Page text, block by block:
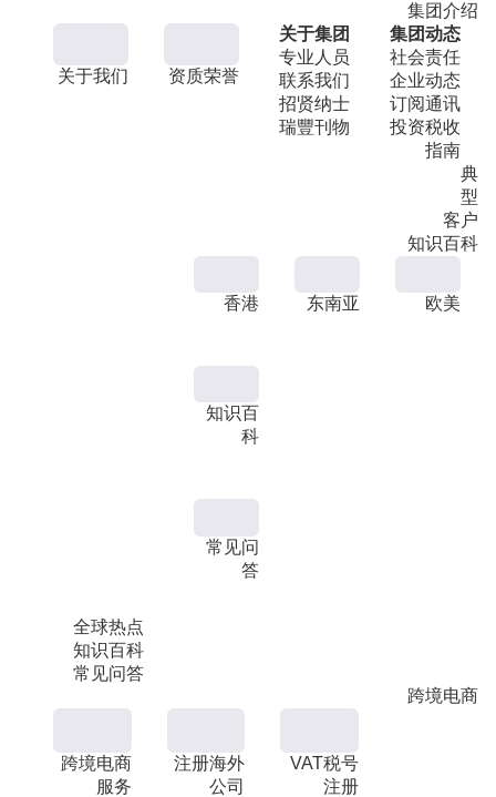
集团介绍
关于我们 资质荣誉
关于集团
专业人员
联系我们
招贤纳士
瑞豐刊物
集团动态
社会责任
企业动态
订阅通讯
投资税收
指南
典
型
客户
知识百科
全球热点
知识百科
常见问答
香港 东南亚 欧美
知识百
科
常见问
答
跨境电商
跨境电商
服务
注册海外
公司
VAT税号
注册